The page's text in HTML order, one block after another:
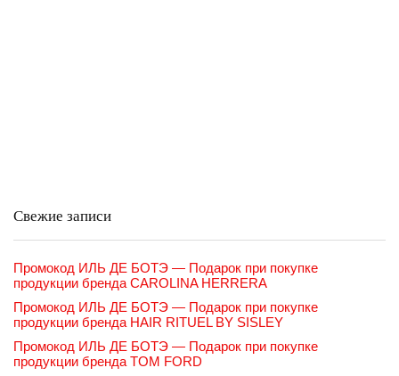
Свежие записи
Промокод ИЛЬ ДЕ БОТЭ — Подарок при покупке
продукции бренда CAROLINA HERRERA
Промокод ИЛЬ ДЕ БОТЭ — Подарок при покупке
продукции бренда HAIR RITUEL BY SISLEY
Промокод ИЛЬ ДЕ БОТЭ — Подарок при покупке
продукции бренда TOM FORD